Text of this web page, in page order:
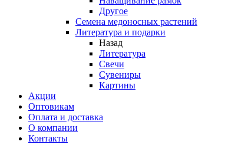
Другое
Семена медоносных растений
Литература и подарки
Назад
Литература
Свечи
Сувениры
Картины
Акции
Оптовикам
Оплата и доставка
О компании
Контакты